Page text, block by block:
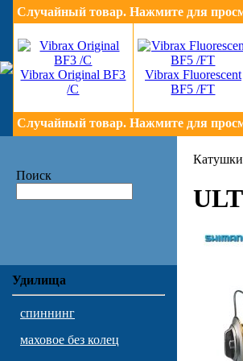
Случайный товар. Нажмите для
Vibrax Original BF3
/C
Vibrax Fluorescent
BF5 /FT
Случайный товар. Нажмите для
Поиск
Удилища
спиннинг
маховое без колец